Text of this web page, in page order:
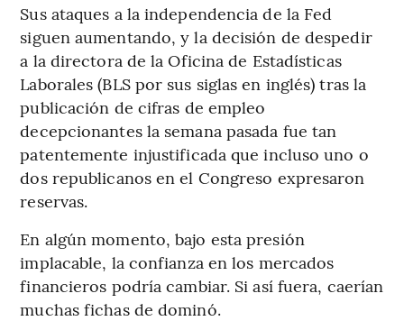
Sus ataques a la independencia de la Fed
siguen aumentando, y la decisión de despedir
a la directora de la Oficina de Estadísticas
Laborales (BLS por sus siglas en inglés) tras la
publicación de cifras de empleo
decepcionantes la semana pasada fue tan
patentemente injustificada que incluso uno o
dos republicanos en el Congreso expresaron
reservas.
En algún momento, bajo esta presión
implacable, la confianza en los mercados
financieros podría cambiar. Si así fuera, caerían
muchas fichas de dominó.